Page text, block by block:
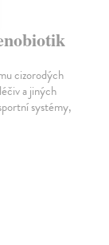
cizorodých
a jiných
systémy,